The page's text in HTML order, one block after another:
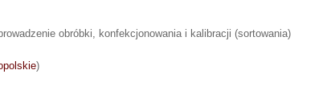
obróbki, konfekcjonowania i kalibracji (sortowania)
)